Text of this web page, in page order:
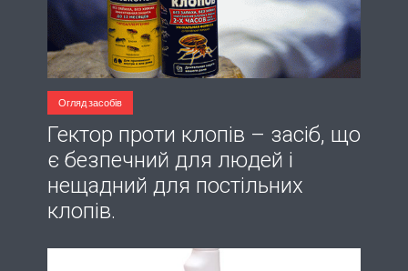
Огляд засобів
Гектор проти клопів – засіб, що
є безпечний для людей і
нещадний для постільних
клопів.